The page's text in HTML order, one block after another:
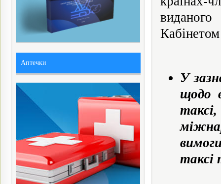
У
щодо
таксі
Аптечки